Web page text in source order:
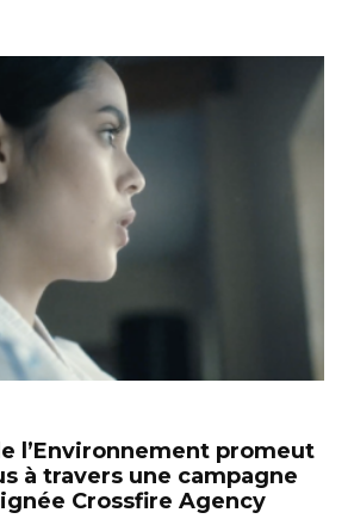
l’Environnement promeut
à travers une campagne
Crossfire Agency